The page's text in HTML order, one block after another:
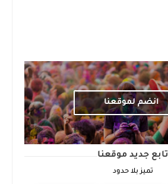
انضم لموقعنا
تابع جديد موقعنا
تميز بلا حدود